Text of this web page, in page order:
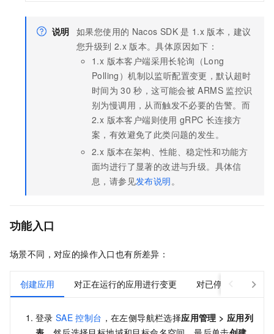
说明 如果您使用的 Nacos SDK 是 1.x 版本，建议
您升级到 2.x 版本。具体原因如下：
1.x 版本客户端采用长轮询（Long
Polling）机制以监听配置变更，默认超时
时间为 30 秒，这可能会被 ARMS 监控识
别为慢调用，从而触发不必要的告警。而
2.x 版本客户端则使用 gRPC 长连接方
案，有效避免了此类问题的发生。
2.x 版本在架构、性能、稳定性和功能方
面均进行了显著的改进与升级。具体信
息，请参见发布说明 。
功能入口
场景不同，对应的操作入口也有所差异：
创建应用 对正在运行的应用进行变更 对已停止的应用进
登录 SAE 控制台 ，在左侧导航栏选择应用管理 > 应用列